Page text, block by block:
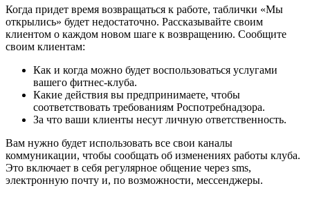
Когда придет время возвращаться к работе, таблички «Мы
открылись» будет недостаточно. Рассказывайте своим
клиентом о каждом новом шаге к возвращению. Сообщите
своим клиентам:
Как и когда можно будет воспользоваться услугами
вашего фитнес-клуба.
Какие действия вы предпринимаете, чтобы
соответствовать требованиям Роспотребнадзора.
За что ваши клиенты несут личную ответственность.
Вам нужно будет использовать все свои каналы
коммуникации, чтобы сообщать об изменениях работы клуба.
Это включает в себя регулярное общение через sms,
электронную почту и, по возможности, мессенджеры.